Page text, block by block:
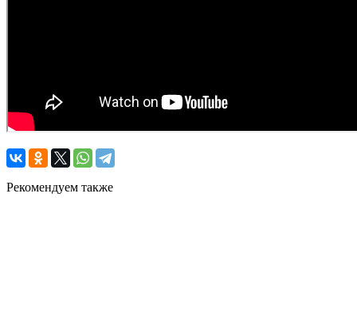
Рекомендуем также